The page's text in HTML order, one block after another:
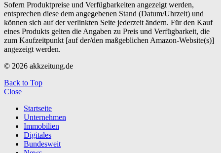
Sofern Produktpreise und Verfügbarkeiten angezeigt werden,
entsprechen diese dem angegebenen Stand (Datum/Uhrzeit) und
können sich auf der verlinkten Seite jederzeit ändern. Für den Kauf
eines Produkts gelten die Angaben zu Preis und Verfügbarkeit, die
zum Kaufzeitpunkt [auf der/den maßgeblichen Amazon-Website(s)]
angezeigt werden.
© 2026 akkzeitung.de
Back to Top
Close
Startseite
Unternehmen
Immobilien
Digitales
Bundesweit